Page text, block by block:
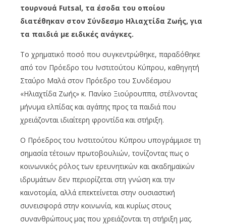
τουρνουά Futsal, τα έσοδα του οποίου
διατέθηκαν στον Σύνδεσμο Ηλιαχτίδα Ζωής, για
τα παιδιά με ειδικές ανάγκες.
Το χρηματικό ποσό που συγκεντρώθηκε, παραδόθηκε
από τον Πρόεδρο του Ινστιτούτου Κύπρου, καθηγητή
Σταύρο Μαλά στον Πρόεδρο του Συνδέσμου
«Ηλιαχτίδα Ζωής» κ. Πανίκο Ξιούρουππα, στέλνοντας
μήνυμα ελπίδας και αγάπης προς τα παιδιά που
χρειάζονται ιδιαίτερη φροντίδα και στήριξη.
Ο Πρόεδρος του Ινστιτούτου Κύπρου υπογράμμισε τη
σημασία τέτοιων πρωτοβουλιών, τονίζοντας πως ο
κοινωνικός ρόλος των ερευνητικών και ακαδημαϊκών
ιδρυμάτων δεν περιορίζεται στη γνώση και την
καινοτομία, αλλά επεκτείνεται στην ουσιαστική
συνεισφορά στην κοινωνία, και κυρίως στους
συνανθρώπους μας που χρειάζονται τη στήριξη μας.